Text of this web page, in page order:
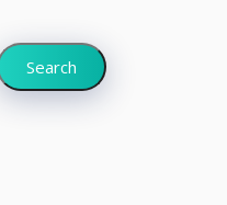
Search